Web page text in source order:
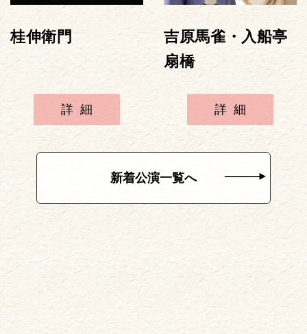
桂伸衛門
詳細
吉原馬雀・入船亭
扇橋
詳細
新着公演一覧へ